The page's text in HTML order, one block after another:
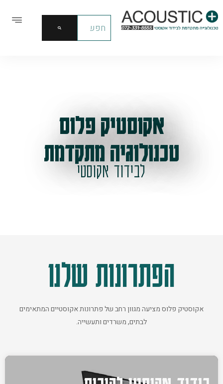
אקוסטיק פלוס
טכנולוגיה מתקדמת
לבידוד אקוסטי
הפתרונות שלנו
אקוסטיק פלוס מציעה מגוון רחב של פתרונות אקוסטיים המתאימים
לבתים, משרדים ותעשייה.